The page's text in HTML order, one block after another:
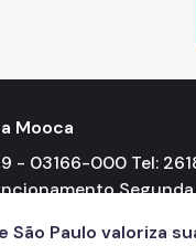
Mooca
- 03166-000 Tel:
São Paulo valoriza